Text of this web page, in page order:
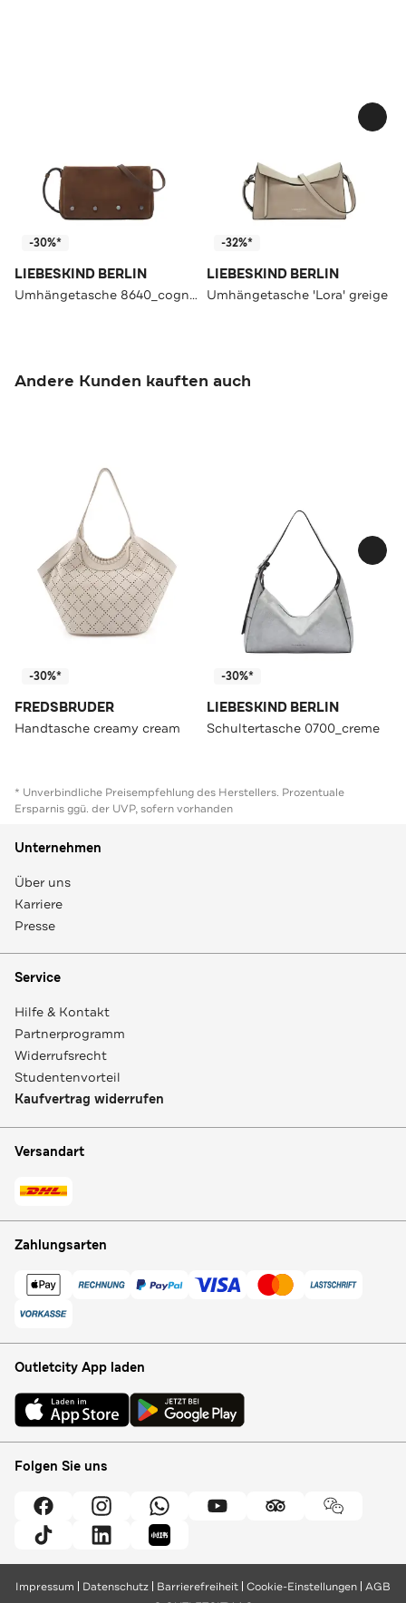
-30%*
LIEBESKIND BERLIN
Umhängetasche 8640_cognac
-32%*
LIEBESKIND BERLIN
Umhängetasche 'Lora' greige
Andere Kunden kauften auch
-30%*
FREDSBRUDER
Handtasche creamy cream
-30%*
LIEBESKIND BERLIN
Schultertasche 0700_creme
* Unverbindliche Preisempfehlung des Herstellers. Prozentuale
Ersparnis ggü. der UVP, sofern vorhanden
Unternehmen
Über uns
Karriere
Presse
Service
Hilfe & Kontakt
Partnerprogramm
Widerrufsrecht
Studentenvorteil
Kaufvertrag widerrufen
Versandart
Zahlungsarten
Outletcity App laden
Folgen Sie uns
Impressum Datenschutz Barrierefreiheit Cookie-Einstellungen AGB